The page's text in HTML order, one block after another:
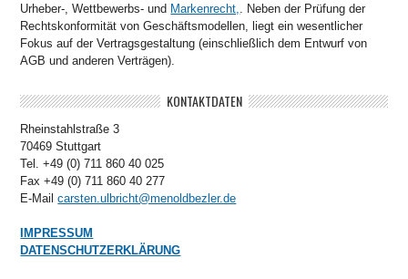
Urheber-, Wettbewerbs- und Markenrecht,
. Neben der Prüfung der
Rechtskonformität von Geschäftsmodellen, liegt ein wesentlicher
Fokus auf der Vertragsgestaltung (einschließlich dem Entwurf von
AGB und anderen Verträgen).
KONTAKTDATEN
Rheinstahlstraße 3
70469 Stuttgart
Tel. +49 (0) 711 860 40 025
Fax +49 (0) 711 860 40 277
E-Mailcarsten.ulbricht@menoldbezler.de
IMPRESSUM
DATENSCHUTZERKLÄRUNG